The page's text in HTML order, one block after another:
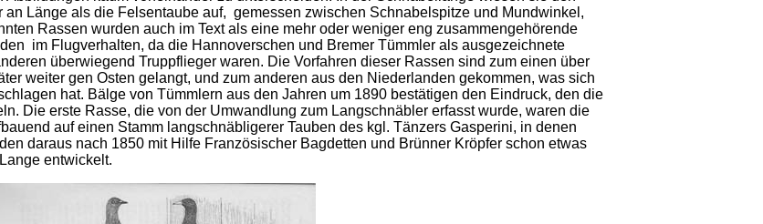
Länge als die Felsentaube auf, gemessen zwischen Schnabelspitze und Mundwinkel,
Rassen wurden auch im Text als eine mehr oder weniger eng zusammengehörende
im Flugverhalten, da die Hannoverschen und Bremer Tümmler als ausgezeichnete
überwiegend Truppflieger waren. Die Vorfahren dieser Rassen sind zum einen über
weiter gen Osten gelangt, und zum anderen aus den Niederlanden gekommen, was sich
hat. Bälge von Tümmlern aus den Jahren um 1890 bestätigen den Eindruck, den die
Die erste Rasse, die von der Umwandlung zum Langschnäbler erfasst wurde, waren die
auf einen Stamm langschnäbligerer Tauben des kgl. Tänzers Gasperini, in denen
daraus nach 1850 mit Hilfe Französischer Bagdetten und Brünner Kröpfer schon etwas
entwickelt.